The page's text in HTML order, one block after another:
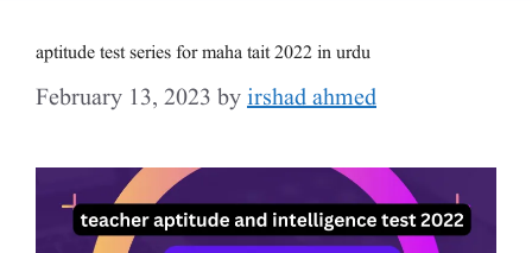
aptitude test series for maha tait 2022 in urdu
February 13, 2023 byirshad ahmed